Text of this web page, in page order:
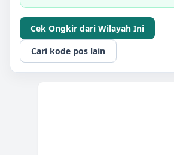
Cek Ongkir dari Wilayah Ini
Cari kode pos lain